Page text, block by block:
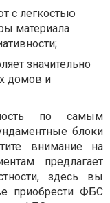
с легкостью
материала
значительно
домов и
по самым
блоки
внимание на
предлагает
здесь вы
приобрести ФБС